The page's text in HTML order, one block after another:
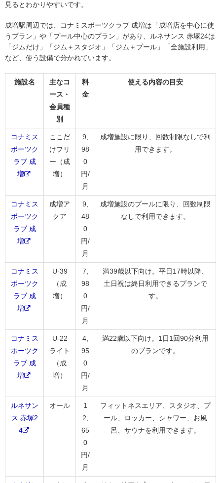
見るとわかりやすいです。
成増駅周辺では、コナミスポーツクラブ 成増は「成増店を中心に使
うプラン」や「プール中心のプラン」があり、ルネサンス 赤塚24は
「ジムだけ」「ジム＋スタジオ」「ジム＋プール」「全施設利用」
など、使う設備で分かれています。
施設名
主なコ
ース・
会員種
別
料
金
使える内容の目安
コナミス
ポーツク
ラブ 成
増
ここだ
けフリ
ー（成
増）
9,
98
0
円/
月
成増施設に限り、回数制限なしで利
用できます。
コナミス
ポーツク
ラブ 成
増
成増ア
クア
9,
48
0
円/
月
成増施設のプールに限り、回数制限
なしで利用できます。
コナミス
ポーツク
ラブ 成
増
U-39
（成
増）
7,
98
0
円/
月
満39歳以下向け。平日17時以降、
土日祝は終日利用できるプランで
す。
コナミス
ポーツク
ラブ 成
増
U-22
ライト
（成
増）
4,
95
0
円/
月
満22歳以下向け。1日1回90分利用
のプランです。
ルネサン
ス 赤塚2
4
オール
1
2,
65
0
円/
月
フィットネスエリア、スタジオ、プ
ール、ロッカー、シャワー、お風
呂、サウナを利用できます。